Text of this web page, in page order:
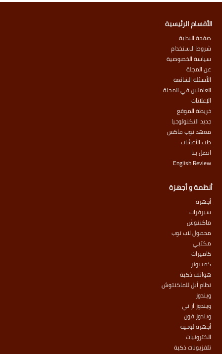
الأقسام الرئيسية
صفحة البداية
شروط الاستخدام
سياسة الخصوصية
عن المجلة
الأسئلة الشائعة
العاملين في المجلة
الإعلانات
خريطة الموقع
جديد التكنولوجيا
معهد توب ماكس
طب الأعشاب
اتصل بنا
English Review
أنظمة و أجهزة
أجهزة
سيرفرات
ماكنتوش
محمول لاب توب
مكتبي
كاميرات
كمبيوتر
هواتف ذكية
نظام أبل للماكنتوش
ويندوز
ويندوز آر تي
ويندوز فون
أجهزة لوحية
الكترونيات
تلفزيونات ذكية